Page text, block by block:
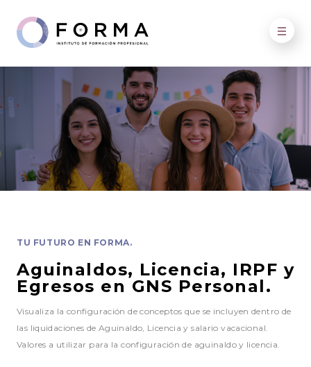
TU FUTURO EN FORMA.
Aguinaldos, Licencia, IRPF y
Egresos en GNS Personal.
Visualiza la configuración de conceptos que se incluyen dentro de
las liquidaciones de Aguinaldo, Licencia y salario vacacional.
Valores a utilizar para la configuración de aguinaldo y licencia.